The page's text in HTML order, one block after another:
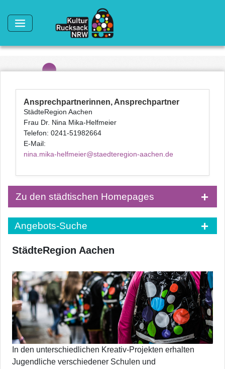
Ansprechpartnerinnen, Ansprechpartner
StädteRegion Aachen
Frau Dr. Nina Mika-Helfmeier
Telefon: 0241-51982664
E-Mail:
nina.mika-helfmeier@staedteregion-aachen.de
Zu den städtischen Homepages
Angebots-Suche
StädteRegion Aachen
In den unterschiedlichen Kreativ-Projekten erhalten
Jugendliche verschiedener Schulen und